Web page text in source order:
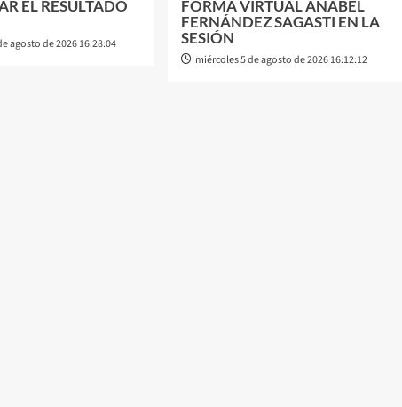
EL RESULTADO
agosto de 2026 16:28:04
FORMA VIRTUAL ANABEL
FERNÁNDEZ SAGASTI EN LA
SESIÓN
miércoles 5 de agosto de 2026 16:12:12